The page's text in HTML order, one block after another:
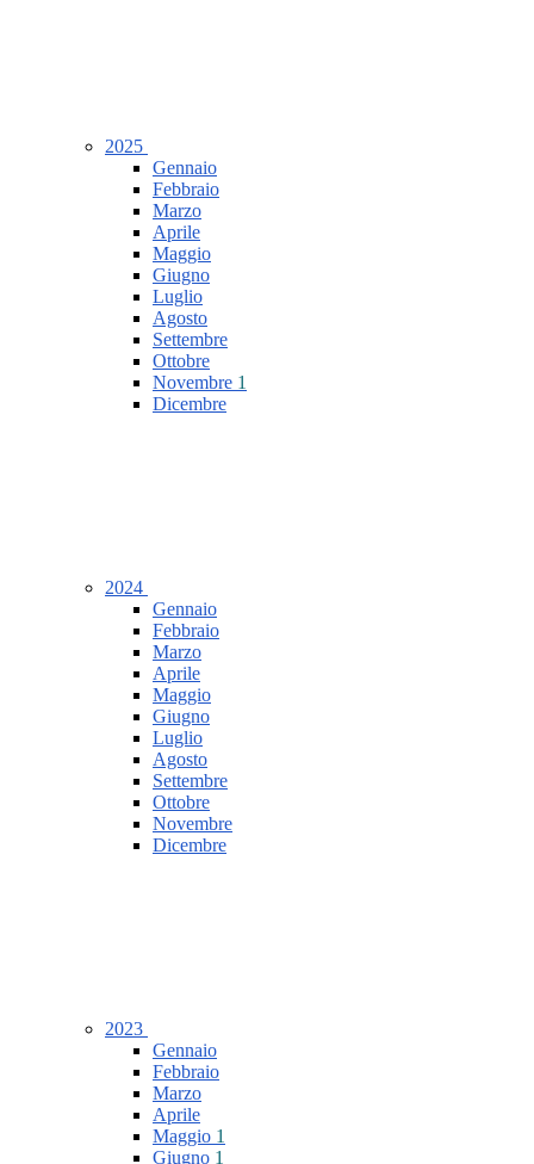
2025
Gennaio
Febbraio
Marzo
Aprile
Maggio
Giugno
Luglio
Agosto
Settembre
Ottobre
Novembre 1
Dicembre
2024
Gennaio
Febbraio
Marzo
Aprile
Maggio
Giugno
Luglio
Agosto
Settembre
Ottobre
Novembre
Dicembre
2023
Gennaio
Febbraio
Marzo
Aprile
Maggio 1
Giugno 1